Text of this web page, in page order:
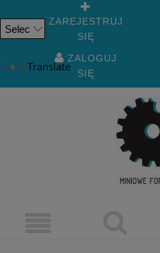
Translate
ZAREJESTRUJ
SIĘ
ZALOGUJ
SIĘ